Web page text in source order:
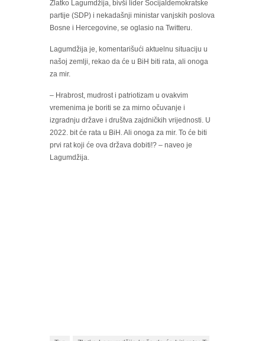
Zlatko Lagumdžija, bivši lider Socijaldemokratske
partije (SDP) i nekadašnji ministar vanjskih poslova
Bosne i Hercegovine, se oglasio na Twitteru.
Lagumdžija je, komentarišući aktuelnu situaciju u
našoj zemlji, rekao da će u BiH biti rata, ali onoga
za mir.
– Hrabrost, mudrost i patriotizam u ovakvim
vremenima je boriti se za mirno očuvanje i
izgradnju države i društva zajdničkih vrijednosti. U
2022. bit će rata u BiH. Ali onoga za mir. To će biti
prvi rat koji će ova država dobiti!? – naveo je
Lagumdžija.